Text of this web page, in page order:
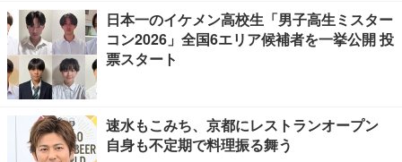
日本一のイケメン高校生「男子高生ミスター
コン2026」全国6エリア候補者を一挙公開 投
票スタート
速水もこみち、京都にレストランオープン
自身も不定期で料理振る舞う